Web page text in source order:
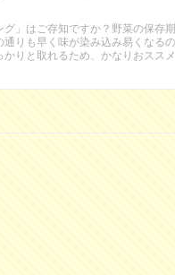
」はご存知ですか？野菜の保存期
りも早く味が染み込み易くなる
りと取れるため、かなりおススメ